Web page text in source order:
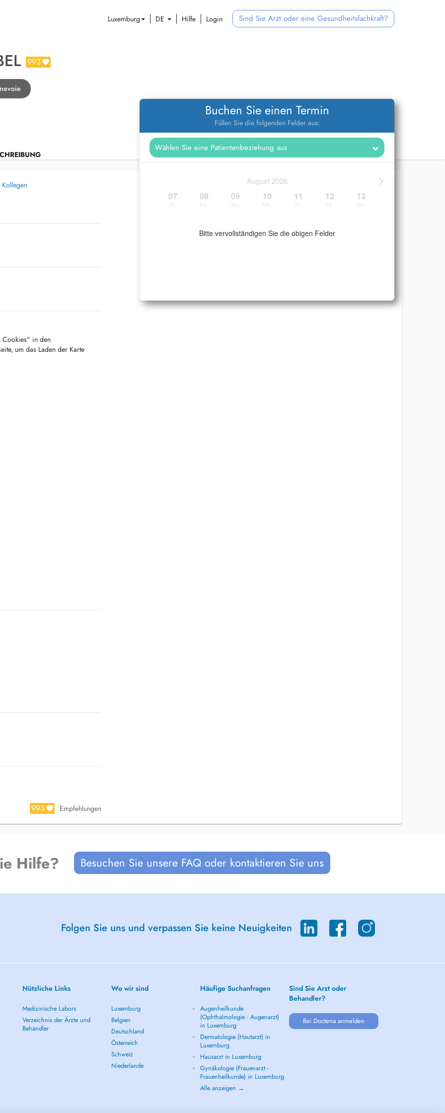
Luxemburg DE Hilfe Login Sind Sie Arzt oder eine Gesundheitsfachkraft?
993
Buchen Sie einen Termin
Füllen Sie die folgenden Felder aus:
>
August 2026
07 08 09 10 11 12 13
Bitte vervollständigen Sie die obigen Felder
Cookies" in den
um das Laden der Karte
19 Patients (Acute and Long
Frankfurt and RK
Germany.
993 Empfehlungen
Hilfe? Besuchen Sie unsere FAQ oder kontaktieren Sie uns
Folgen Sie uns und verpassen Sie keine Neuigkeiten
Nützliche Links
Medizinische Labors
Verzeichnis der Ärzte und
Behandler
Wo wir sind
Luxemburg
Belgien
Deutschland
Österreich
Schweiz
Niederlande
Häufige Suchanfragen
Augenheilkunde
(Ophthalmologie - Augenarzt)
in Luxemburg
Dermatologie (Hautarzt) in
Luxemburg
Hausarzt in Luxemburg
Gynäkologie (Frauenarzt -
Frauenheilkunde) in Luxemburg
Alle anzeigen →
Sind Sie Arzt oder
Behandler?
Bei Doctena anmelden